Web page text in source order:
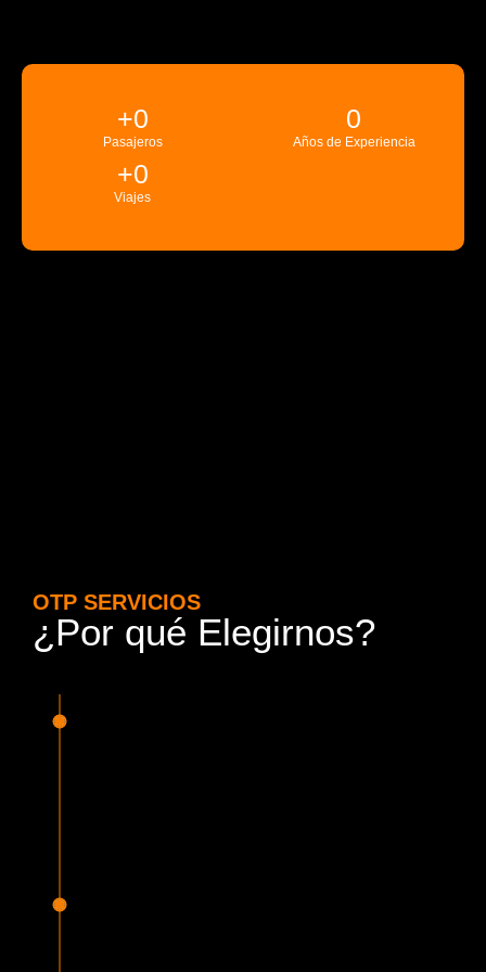
Pasajeros
+0
Años de Experiencia
0
Viajes
+0
OTP SERVICIOS
¿Por qué Elegirnos?